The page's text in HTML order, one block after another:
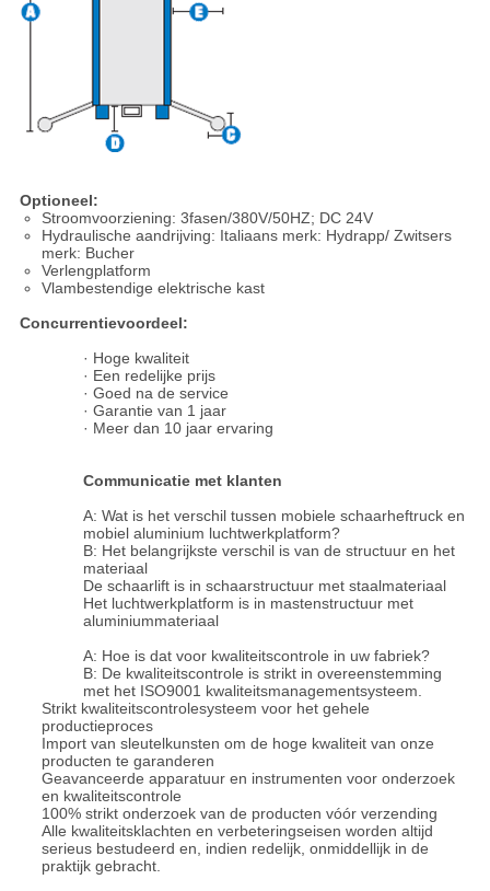
Optioneel:
Stroomvoorziening: 3fasen/380V/50HZ; DC 24V
Hydraulische aandrijving: Italiaans merk: Hydrapp/ Zwitsers
merk: Bucher
Verlengplatform
Vlambestendige elektrische kast
Concurrentievoordeel:
· Hoge kwaliteit
· Een redelijke prijs
· Goed na de service
· Garantie van 1 jaar
· Meer dan 10 jaar ervaring
Communicatie met klanten
A: Wat is het verschil tussen mobiele schaarheftruck en
mobiel aluminium luchtwerkplatform?
B: Het belangrijkste verschil is van de structuur en het
materiaal
De schaarlift is in schaarstructuur met staalmateriaal
Het luchtwerkplatform is in mastenstructuur met
aluminiummateriaal
A: Hoe is dat voor kwaliteitscontrole in uw fabriek?
B: De kwaliteitscontrole is strikt in overeenstemming
met het ISO9001 kwaliteitsmanagementsysteem.
Strikt kwaliteitscontrolesysteem voor het gehele
productieproces
Import van sleutelkunsten om de hoge kwaliteit van onze
producten te garanderen
Geavanceerde apparatuur en instrumenten voor onderzoek
en kwaliteitscontrole
100% strikt onderzoek van de producten vóór verzending
Alle kwaliteitsklachten en verbeteringseisen worden altijd
serieus bestudeerd en, indien redelijk, onmiddellijk in de
praktijk gebracht.